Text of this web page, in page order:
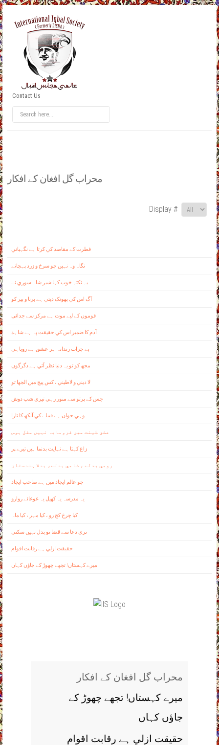
Contact Us
محراب گل افغان کے افکار
Display #
فطرت کے مقاصد کي کرتا ہے نگہباني
نگاہ وہ نہيں جو سرخ و زرد پہچانے
يہ نکتہ خوب کہا شير شاہ سوري نے
آگ اس کي پھونک ديتي ہے برنا و پير کو
قوموں کے ليے موت ہے مرکز سے جدائی
آدم کا ضمير اس کي حقيقت پہ ہے شاہد
بے جرات رندانہ ہر عشق ہے روباہي
مجھ کو تو يہ دنيا نظر آتي ہے دگرگوں
لا ديني و لاطيني ، کس پيچ ميں الجھا تو
جس کے پرتو سے منور رہي تيري شب دوش
وہي جواں ہے قبيلے کي آنکھ کا تارا
عشق طينت ميں فرومايہ نہيں مثل ہوس
زاغ کہتا ہے نہايت بدنما ہيں تيرے پر
رومي بدلے ، شامي بدلے، بدلا ہندستان
جو عالم ايجاد ميں ہے صاحب ايجاد
يہ مدرسہ يہ کھيل يہ غوغائے روارو
کيا چرخ کج رو ، کيا مہر ، کيا ماہ
تري دعا سے قضا تو بدل نہيں سکتي
حقيقت ازلي ہے رقابت اقوام
ميرے کہستاں! تجھے چھوڑ کے جاؤں کہاں
محراب گل افغان کے افکار
ميرے کہستاں! تجھے چھوڑ کے
جاؤں کہاں
حقيقت ازلي ہے رقابت اقوام